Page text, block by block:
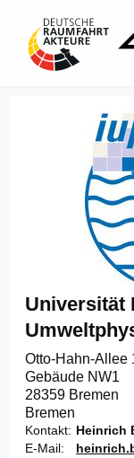
Universität
Otto-Hahn-Allee
Gebäude NW1
28359 Bremen
Bremen
Kontakt
Heinrich
E-Mail